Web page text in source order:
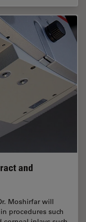
and
Moshirfar will
procedures such